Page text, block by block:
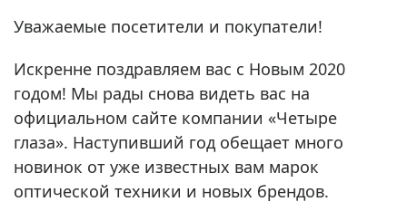
Уважаемые посетители и покупатели!
Искренне поздравляем вас с Новым 2020
годом! Мы рады снова видеть вас на
официальном сайте компании «Четыре
глаза». Наступивший год обещает много
новинок от уже известных вам марок
оптической техники и новых брендов.